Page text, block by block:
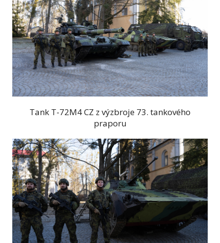
Tank T-72M4 CZ z výzbroje 73. tankového
praporu